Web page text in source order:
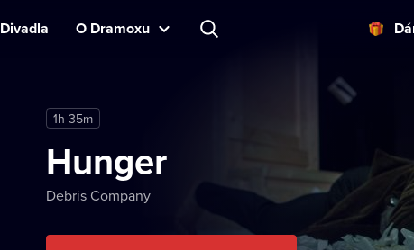
Divadla O Dramoxu
1h 35m
Hunger
Debris Company